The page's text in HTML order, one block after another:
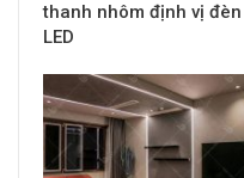
thanh nhôm định vị đèn
LED